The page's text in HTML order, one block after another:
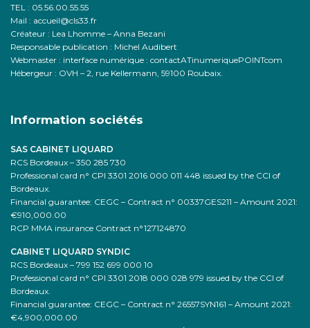
TEL : 05.56.00.55.55
Mail : accueil@cls33.fr
Créateur : Lea Lhomme – Anna Bezani
Responsable publication : Michel Audibert
Webmaster : interface numérique : contactATinumeriquePOINTcom
Hébergeur : OVH – 2, rue Kellermann, 59100 Roubaix.
Information sociétés
SAS CABINET LIQUARD
RCS Bordeaux – 350 285 730
Professional card n° CPI 3301 2016 000 011 448 issued by the CCI of
Bordeaux.
Financial guarantee: CEGC – Contract n° 00337GES211 – Amount 2021:
€910,000.00
RCP MMA insurance Contract n°127124870
CABINET LIQUARD SYNDIC
RCS Bordeaux – 799 152 699 000 10
Professional card n° CPI 3301 2018 000 028 979 issued by the CCI of
Bordeaux.
Financial guarantee: CEGC – Contract n° 26557SYN161 – Amount 2021:
€4,900,000.00